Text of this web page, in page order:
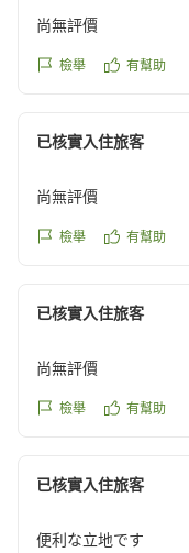
尚無評價
檢舉 有幫助
已核實入住旅客
尚無評價
檢舉 有幫助
已核實入住旅客
尚無評價
檢舉 有幫助
已核實入住旅客
便利な立地です